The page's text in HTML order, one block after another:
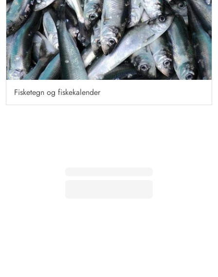
Fisketegn og fiskekalender